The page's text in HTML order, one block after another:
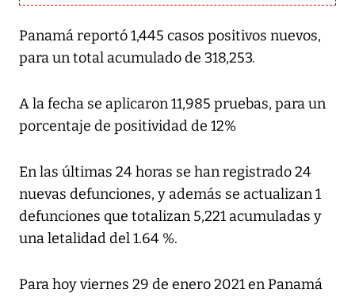
Panamá reportó 1,445 casos positivos nuevos,
para un total acumulado de 318,253.
A la fecha se aplicaron 11,985 pruebas, para un
porcentaje de positividad de 12%
En las últimas 24 horas se han registrado 24
nuevas defunciones, y además se actualizan 1
defunciones que totalizan 5,221 acumuladas y
una letalidad del 1.64 %.
Para hoy viernes 29 de enero 2021 en Panamá